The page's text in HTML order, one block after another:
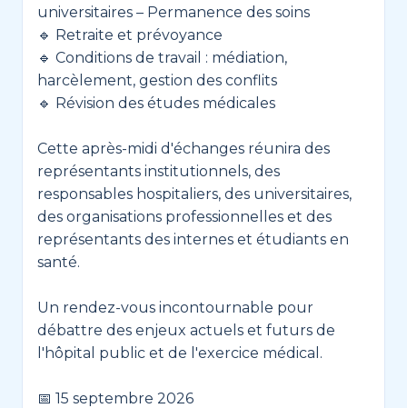
universitaires – Permanence des soins
🔹 Retraite et prévoyance
🔹 Conditions de travail : médiation,
harcèlement, gestion des conflits
🔹 Révision des études médicales
Cette après-midi d'échanges réunira des
représentants institutionnels, des
responsables hospitaliers, des universitaires,
des organisations professionnelles et des
représentants des internes et étudiants en
santé.
Un rendez-vous incontournable pour
débattre des enjeux actuels et futurs de
l'hôpital public et de l'exercice médical.
📅 15 septembre 2026